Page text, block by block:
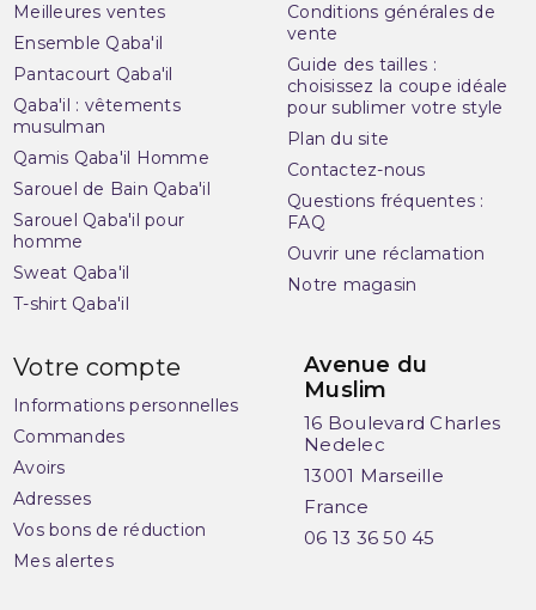
(3 avis)
Meilleures ventes
Ensemble Qaba'il
Pantacourt Qaba'il
Qaba'il : vêtements
musulman
Qamis Qaba'il Homme
Sarouel de Bain Qaba'il
Sarouel Qaba'il pour
homme
Sweat Qaba'il
T-shirt Qaba'il
Conditions générales de
vente
Guide des tailles :
choisissez la coupe idéale
pour sublimer votre style
Plan du site
Contactez-nous
Questions fréquentes :
FAQ
Ouvrir une réclamation
Notre magasin
Votre compte
Informations personnelles
Commandes
Avoirs
Adresses
Vos bons de réduction
Mes alertes
Avenue du
Muslim
16 Boulevard Charles
Nedelec
13001 Marseille
France
06 13 36 50 45